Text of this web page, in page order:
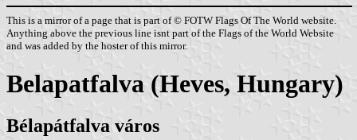
This is a mirror of a page that is part of © FOTW Flags Of The World website.
Anything above the previous line isnt part of the Flags of the World Website
and was added by the hoster of this mirror.
Belapatfalva (Heves, Hungary)
Bélapátfalva város